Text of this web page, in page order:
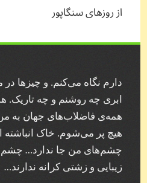
از روزهای سنگاپور
دارم نگاه می‌کنم. و چیز‌ها در
ابری چه روشنم و چه تاریک.
همه‌ی فاضلاب‌های جهان به
هیچ پر می‌شوم. خاک
چشم‌های من جا ندارد…
زیبایی و زشتی کرانه ندارند…